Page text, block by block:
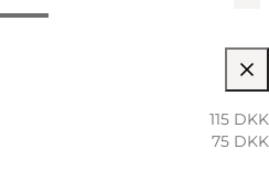
115 DKK
75 DKK